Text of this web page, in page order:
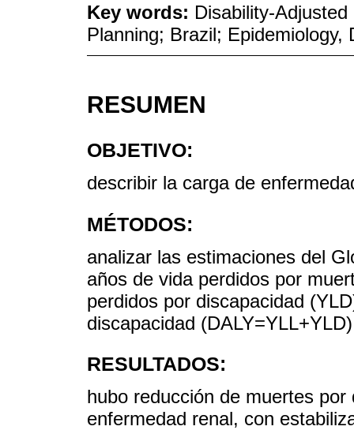
Key words: Disability-
Planning; Brazil; Epidemiology,
RESUMEN
OBJETIVO:
describir la carga de
MÉTODOS:
analizar las estimaciones del
años de vida perdidos por
perdidos por discapacidad
discapacidad
RESULTADOS:
hubo reducción de muertes
enfermedad renal, con